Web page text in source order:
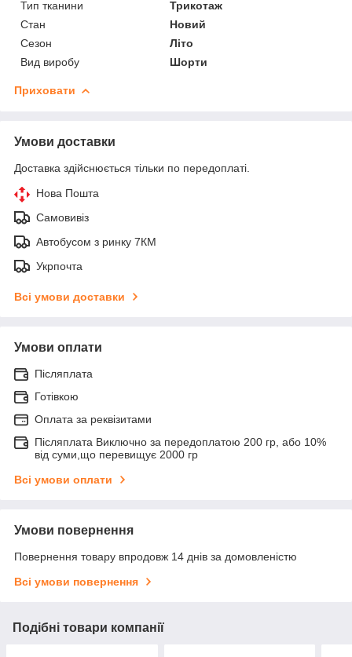
Тип тканини
Трикотаж
Стан
Новий
Сезон
Літо
Вид виробу
Шорти
Приховати
Умови доставки
Доставка здійснюється тільки по передоплаті.
Нова Пошта
Самовивіз
Автобусом з ринку 7КМ
Укрпочта
Всі умови доставки
Умови оплати
Післяплата
Готівкою
Оплата за реквізитами
Післяплата Виключно за передоплатою 200 гр, або 10%
від суми,що перевищує 2000 гр
Всі умови оплати
Умови повернення
Повернення товару впродовж 14 днів за домовленістю
Всі умови повернення
Подібні товари компанії